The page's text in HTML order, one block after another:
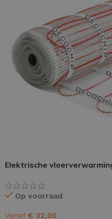
PU GIETVLOER
Gietvloer woonruimte
Tegelprimer
Elektrische
Op voorraad
Vanaf € 32,00